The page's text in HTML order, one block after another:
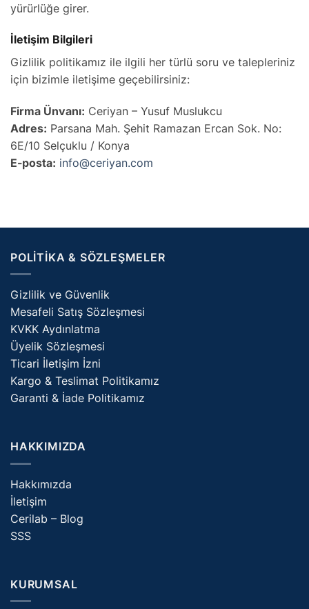
yürürlüğe girer.
İletişim Bilgileri
Gizlilik politikamız ile ilgili her türlü soru ve talepleriniz
için bizimle iletişime geçebilirsiniz:
Firma Ünvanı: Ceriyan – Yusuf Muslukcu
Adres: Parsana Mah. Şehit Ramazan Ercan Sok. No:
6E/10 Selçuklu / Konya
E-posta: info@ceriyan.com
POLITIKA & SÖZLEŞMELER
Gizlilik ve Güvenlik
Mesafeli Satış Sözleşmesi
KVKK Aydınlatma
Üyelik Sözleşmesi
Ticari İletişim İzni
Kargo & Teslimat Politikamız
Garanti & İade Politikamız
HAKKIMIZDA
Hakkımızda
İletişim
Cerilab – Blog
SSS
KURUMSAL